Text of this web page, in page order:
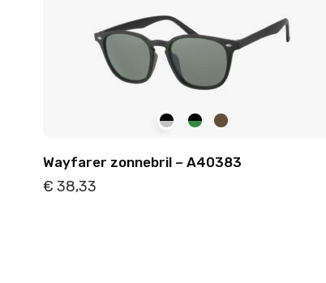
Wayfarer zonnebril – A40383
€ 38,33